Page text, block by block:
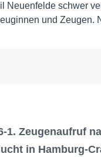
Neuenfelde schwer
und Zeugen.
1. Zeugenaufruf
in Hamburg-